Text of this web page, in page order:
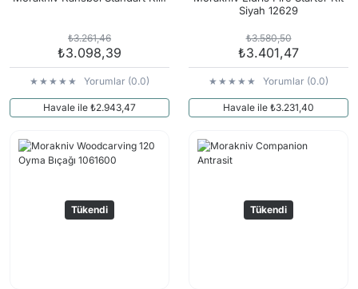
₺3.261,46
₺3.098,39
Yorumlar (0.0)
Havale ile ₺2.943,47
Siyah 12629
₺3.580,50
₺3.401,47
Yorumlar (0.0)
Havale ile ₺3.231,40
Tükendi Tükendi